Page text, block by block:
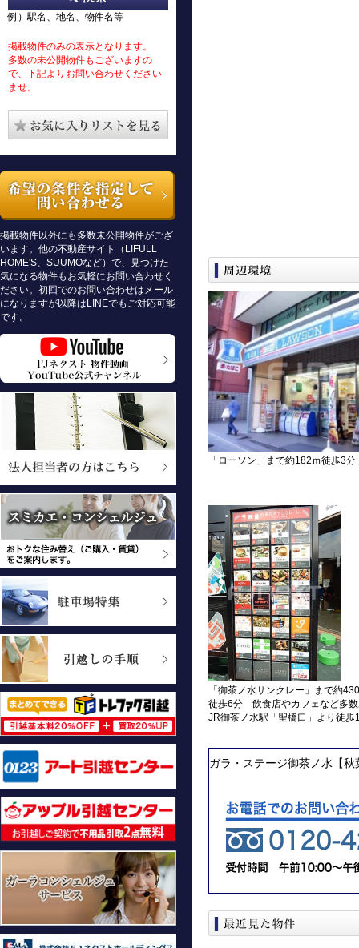
例）駅名、地名、物件名等
掲載物件のみの表示となります。
多数の未公開物件もございますの
で、下記よりお問い合わせください
ませ。
掲載物件以外にも多数未公開物件がござ
います。他の不動産サイト（LIFULL
HOME'S、SUUMOなど）で、見つけた
気になる物件もお気軽にお問い合わせく
ださい。初回でのお問い合わせはメール
になりますが以降はLINEでもご対応可能
です。
「ローソン」まで約182ｍ徒歩3分
「御茶ノ水サンクレー」まで約
徒歩6分 飲食店やカフェなど多数
JR御茶ノ水駅「聖橋口」より徒歩
ガラ・ステージ御茶ノ水【